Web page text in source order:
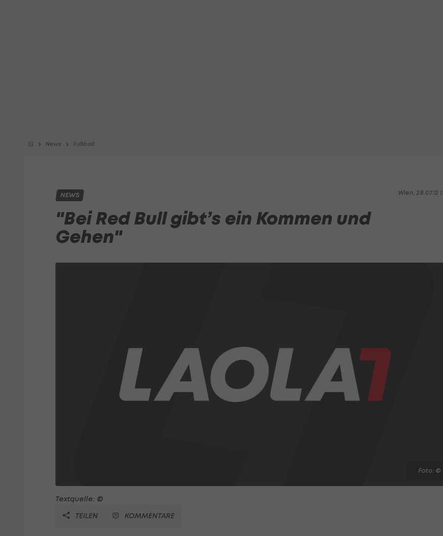
News Fußball
Wien, 28.07.12
NEWS
"Bei Red Bull gibt’s ein Kommen und
Gehen"
Foto: ©
Textquelle: ©
TEILEN
KOMMENTARE